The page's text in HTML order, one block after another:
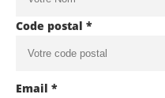
Code postal *
Email *